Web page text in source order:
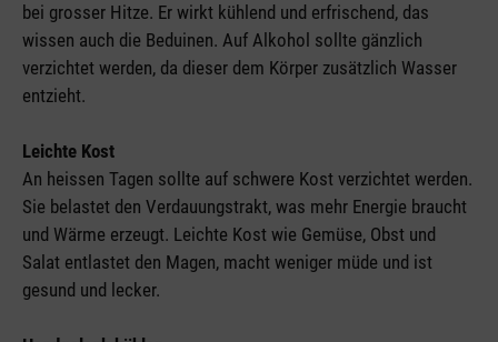
bei grosser Hitze. Er wirkt kühlend und erfrischend, das
wissen auch die Beduinen. Auf Alkohol sollte gänzlich
verzichtet werden, da dieser dem Körper zusätzlich Wasser
entzieht.
Leichte Kost
An heissen Tagen sollte auf schwere Kost verzichtet werden.
Sie belastet den Verdauungstrakt, was mehr Energie braucht
und Wärme erzeugt. Leichte Kost wie Gemüse, Obst und
Salat entlastet den Magen, macht weniger müde und ist
gesund und lecker.